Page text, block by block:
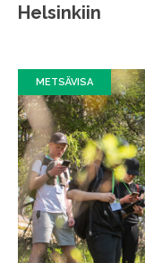
Helsinkiin
METSÄVISA